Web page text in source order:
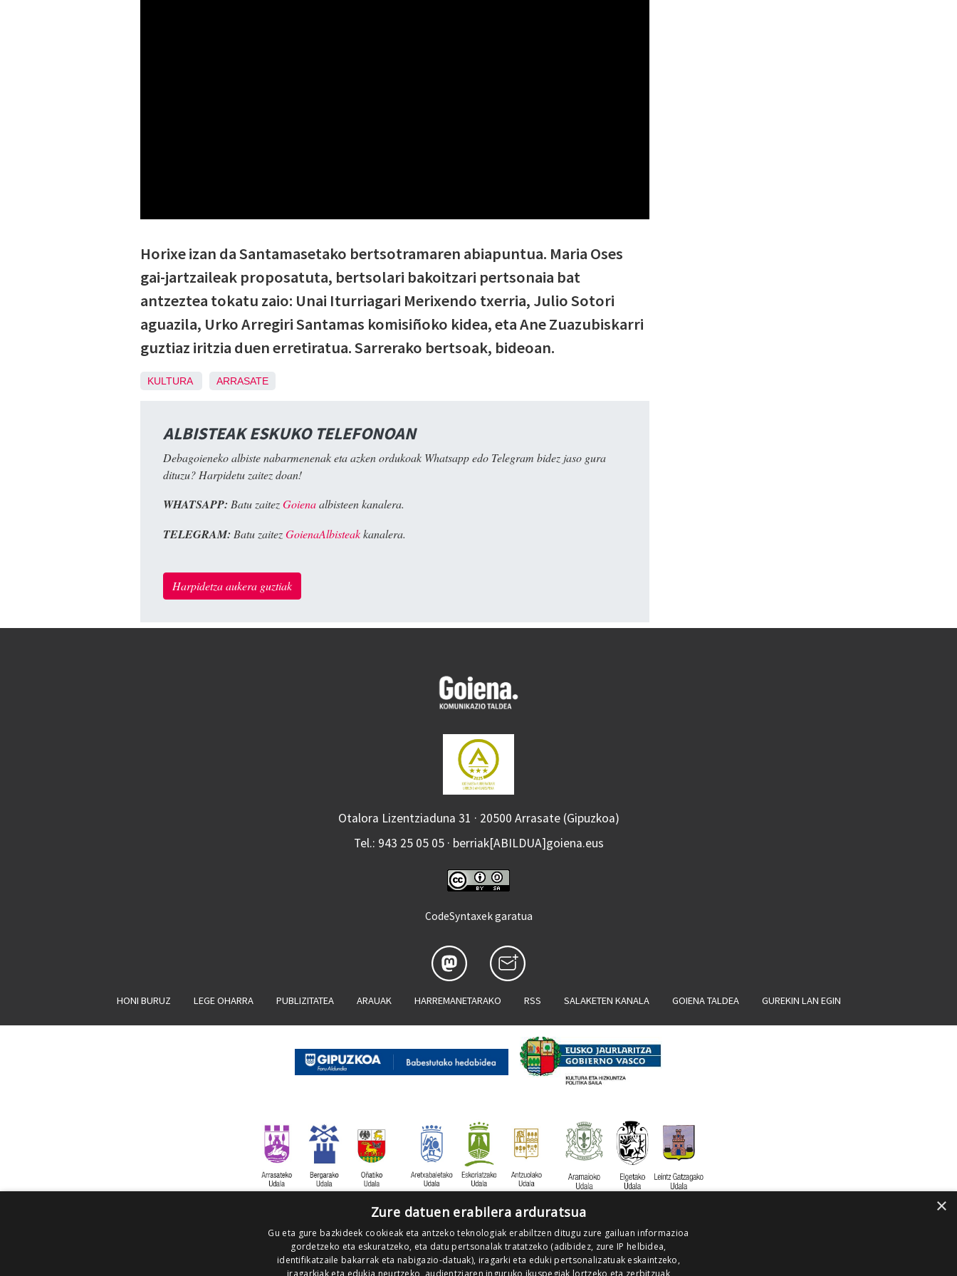
Horixe izan da Santamasetako bertsotramaren abiapuntua. Maria Oses
gai-jartzaileak proposatuta, bertsolari bakoitzari pertsonaia bat
antzeztea tokatu zaio: Unai Iturriagari Merixendo txerria, Julio Sotori
aguazila, Urko Arregiri Santamas komisiñoko kidea, eta Ane Zuazubiskarri
guztiaz iritzia duen erretiratua. Sarrerako bertsoak, bideoan.
KULTURA ARRASATE
ALBISTEAK ESKUKO TELEFONOAN
Debagoieneko albiste nabarmenenak eta azken ordukoak Whatsapp edo Telegram bidez jaso gura
dituzu? Harpidetu zaitez doan!
WHATSAPP: Batu zaitezGoienaalbisteen kanalera.
TELEGRAM: Batu zaitezGoienaAlbisteakkanalera.
Harpidetza aukera guztiak
Otalora Lizentziaduna 31 · 20500 Arrasate (Gipuzkoa)
Tel.: 943 25 05 05 · berriak[ABILDUA]goiena.eus
CodeSyntaxek garatua
HONI BURUZ LEGE OHARRA PUBLIZITATEA ARAUAK HARREMANETARAKO RSS SALAKETEN KANALA GOIENA TALDEA GUREKIN LAN EGIN
×
Zure datuen erabilera arduratsua
Gu eta gure bazkideek cookieak eta antzeko teknologiak erabiltzen ditugu zure gailuan informazioa
gordetzeko eta eskuratzeko, eta datu pertsonalak tratatzeko (adibidez, zure IP helbidea,
identifikatzaile bakarrak eta nabigazio-datuak), iragarki eta eduki pertsonalizatuak eskaintzeko,
iragarkiak eta edukia neurtzeko, audientziaren inguruko ikuspegiak lortzeko eta zerbitzuak